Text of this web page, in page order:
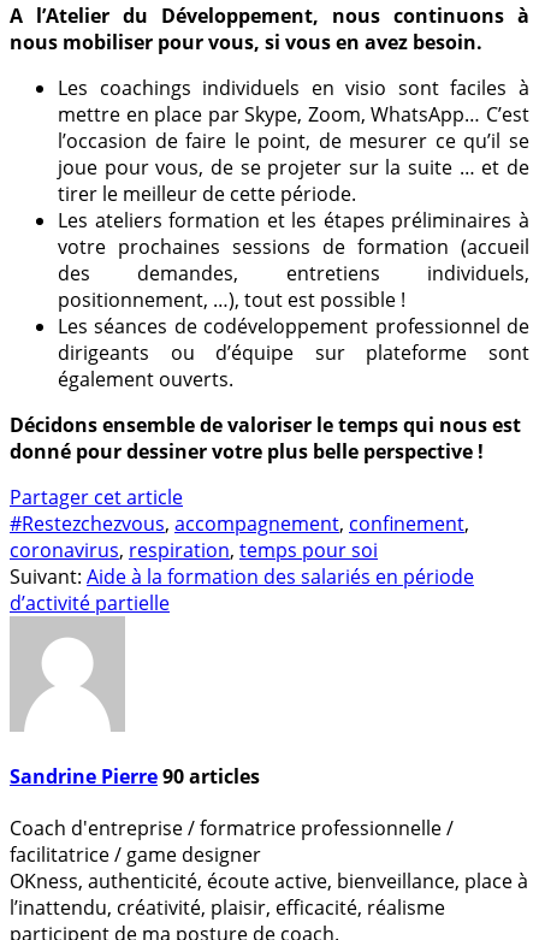
A l’Atelier du Développement, nous continuons à
nous mobiliser pour vous, si vous en avez besoin.
Les coachings individuels en visio sont faciles à
mettre en place par Skype, Zoom, WhatsApp… C’est
l’occasion de faire le point, de mesurer ce qu’il se
joue pour vous, de se projeter sur la suite … et de
tirer le meilleur de cette période.
Les ateliers formation et les étapes préliminaires à
votre prochaines sessions de formation (accueil
des demandes, entretiens individuels,
positionnement, …), tout est possible !
Les séances de codéveloppement professionnel de
dirigeants ou d’équipe sur plateforme sont
également ouverts.
Décidons ensemble de valoriser le temps qui nous est
donné pour dessiner votre plus belle perspective !
Partager cet article
#Restezchezvous, accompagnement, confinement,
coronavirus, respiration, temps pour soi
Suivant: Aide à la formation des salariés en période
d’activité partielle
Sandrine Pierre90articles
Coach d'entreprise / formatrice professionnelle /
facilitatrice / game designer
OKness, authenticité, écoute active, bienveillance, place à
l’inattendu, créativité, plaisir, efficacité, réalisme
participent de ma posture de coach.